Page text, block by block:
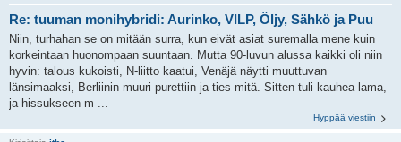
Re: tuuman monihybridi: Aurinko, VILP, Öljy, Sähkö ja Puu
Niin, turhahan se on mitään surra, kun eivät asiat suremalla mene kuin
korkeintaan huonompaan suuntaan. Mutta 90-luvun alussa kaikki oli niin
hyvin: talous kukoisti, N-liitto kaatui, Venäjä näytti muuttuvan
länsimaaksi, Berliinin muuri purettiin ja ties mitä. Sitten tuli kauhea lama,
ja hissukseen m ...
Hyppää viestiin